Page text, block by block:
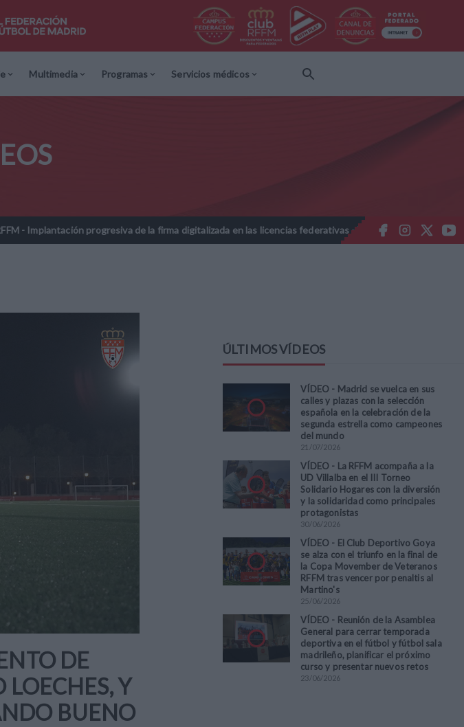
Multimedia Programas Servicios médicos
progresiva de la firma digitalizada en las licencias federativas - Temporada 2026-2027 // Nota
DE
Y
BUENO
ÚLTIMOS VÍDEOS
VÍDEO - Madrid se vuelca en sus
calles y plazas con la selección
española en la celebración de la
segunda estrella como campeones
del mundo
21 /07/2026
VÍDEO - La RFFM acompaña a la
UD Villalba en el III Torneo
Solidario Hogares con la diversión
y la solidaridad como principales
protagonistas
30/06/2026
VÍDEO - El Club Deportivo Goya
se alza con el triunfo en la final de
la Copa Movember de Veteranos
RFFM tras vencer por penaltis al
Martino's
25/06/2026
VÍDEO - Reunión de la Asamblea
General para cerrar temporada
deportiva en el fútbol y fútbol sala
madrileño, planificar el próximo
curso y presentar nuevos retos
23/06/2026